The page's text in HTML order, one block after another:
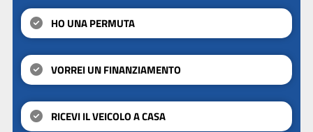
HO UNA PERMUTA
VORREI UN FINANZIAMENTO
RICEVI IL VEICOLO A CASA